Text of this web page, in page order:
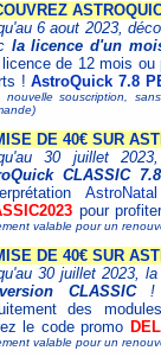
6 aout 2023,
la licence d'un
de 12 mois
!AstroQuick 7.8
nouvelle souscription,
DE 40€ SUR
30 juillet
CLASSIC 7.8
AstroNatal
pour
valable pour un
DE 40€ SUR
30 juillet 2023,
CLASSIC
des
le code promo
valable pour un